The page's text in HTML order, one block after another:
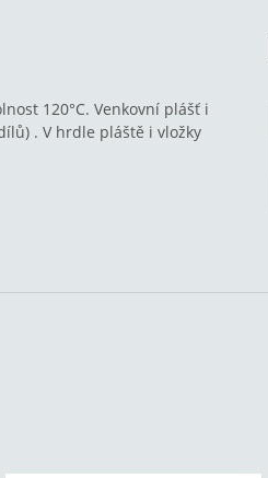
120°C. Venkovní plášť i
. V hrdle pláště i vložky